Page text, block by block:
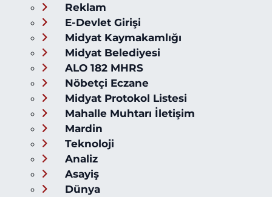
Reklam
E-Devlet Girişi
Midyat Kaymakamlığı
Midyat Belediyesi
ALO 182 MHRS
Nöbetçi Eczane
Midyat Protokol Listesi
Mahalle Muhtarı İletişim
Mardin
Teknoloji
Analiz
Asayiş
Dünya